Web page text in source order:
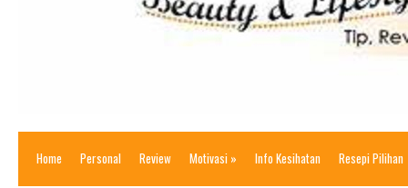
Home Personal Review Motivasi » Info Kesihatan Resepi Pilihan